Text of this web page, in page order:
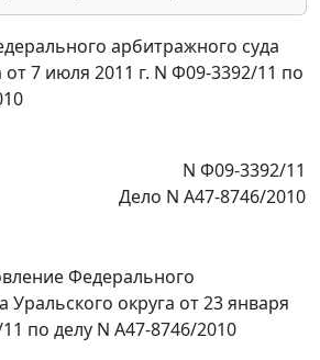
арбитражного суда
от 7 июля 2011 г. N Ф09-3392/11 по
N Ф09-3392/11
Дело N А47-8746/2010
Федерального
Уральского округа от 23 января
по делу N А47-8746/2010